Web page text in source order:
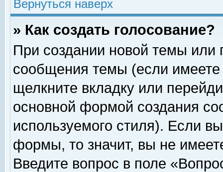
Вернуться наверх
» Как создать голосование?
При создании новой темы или
сообщения темы (если
щелкните вкладку или
основной формой создания
используемого стиля). Если
формы, то значит, вы не
Введите вопрос в поле